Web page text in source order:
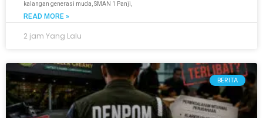
kalangan generasi muda, SMAN 1 Panji,
READ MORE »
2 jam Yang Lalu
BERITA